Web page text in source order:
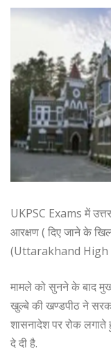
UKPSC Exams में
आरक्षण ( दिए जाने के
(Uttarakhand High
मामले को सुनने के बाद मुख्य
खुल्बे की खण्डपीठ ने
शासनादेश पर रोक लगाते
दे दी है.